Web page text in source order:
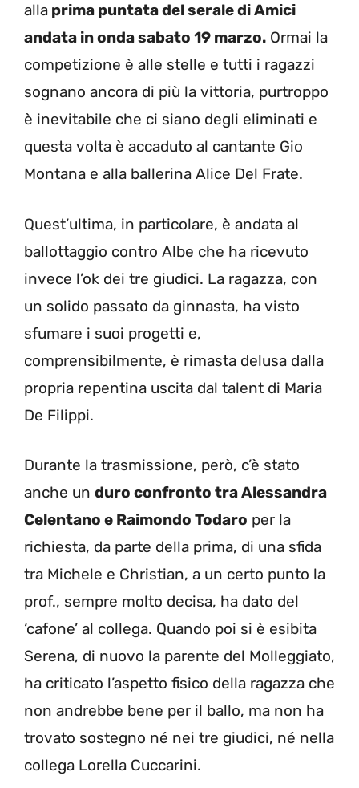
alla prima puntata del serale di Amici
andata in onda sabato 19 marzo. Ormai la
competizione è alle stelle e tutti i ragazzi
sognano ancora di più la vittoria, purtroppo
è inevitabile che ci siano degli eliminati e
questa volta è accaduto al cantante Gio
Montana e alla ballerina Alice Del Frate.
Quest’ultima, in particolare, è andata al
ballottaggio contro Albe che ha ricevuto
invece l’ok dei tre giudici. La ragazza, con
un solido passato da ginnasta, ha visto
sfumare i suoi progetti e,
comprensibilmente, è rimasta delusa dalla
propria repentina uscita dal talent di Maria
De Filippi.
Durante la trasmissione, però, c’è stato
anche un duro confronto tra Alessandra
Celentano e Raimondo Todaro per la
richiesta, da parte della prima, di una sfida
tra Michele e Christian, a un certo punto la
prof., sempre molto decisa, ha dato del
‘cafone’ al collega. Quando poi si è esibita
Serena, di nuovo la parente del Molleggiato,
ha criticato l’aspetto fisico della ragazza che
non andrebbe bene per il ballo, ma non ha
trovato sostegno né nei tre giudici, né nella
collega Lorella Cuccarini.